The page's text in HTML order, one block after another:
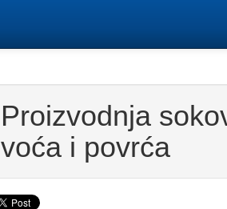
Proizvodnja
voća i povrća